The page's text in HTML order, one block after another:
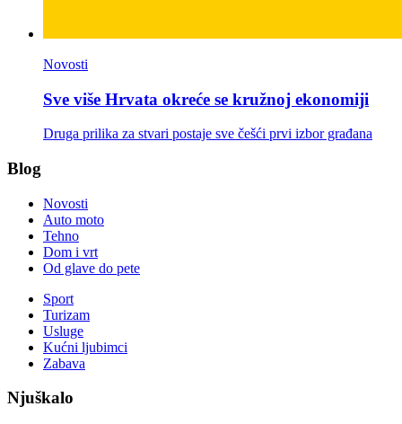
Novosti
Sve više Hrvata okreće se kružnoj ekonomiji
Druga prilika za stvari postaje sve češći prvi izbor građana
Blog
Novosti
Auto moto
Tehno
Dom i vrt
Od glave do pete
Sport
Turizam
Usluge
Kućni ljubimci
Zabava
Njuškalo